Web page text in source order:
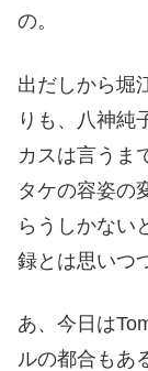
の。
出だしから堀
りも、八神純
カスは言うま
タケの容姿の
らうしかない
録とは思いつ
あ、今日は
ルの都合もあ